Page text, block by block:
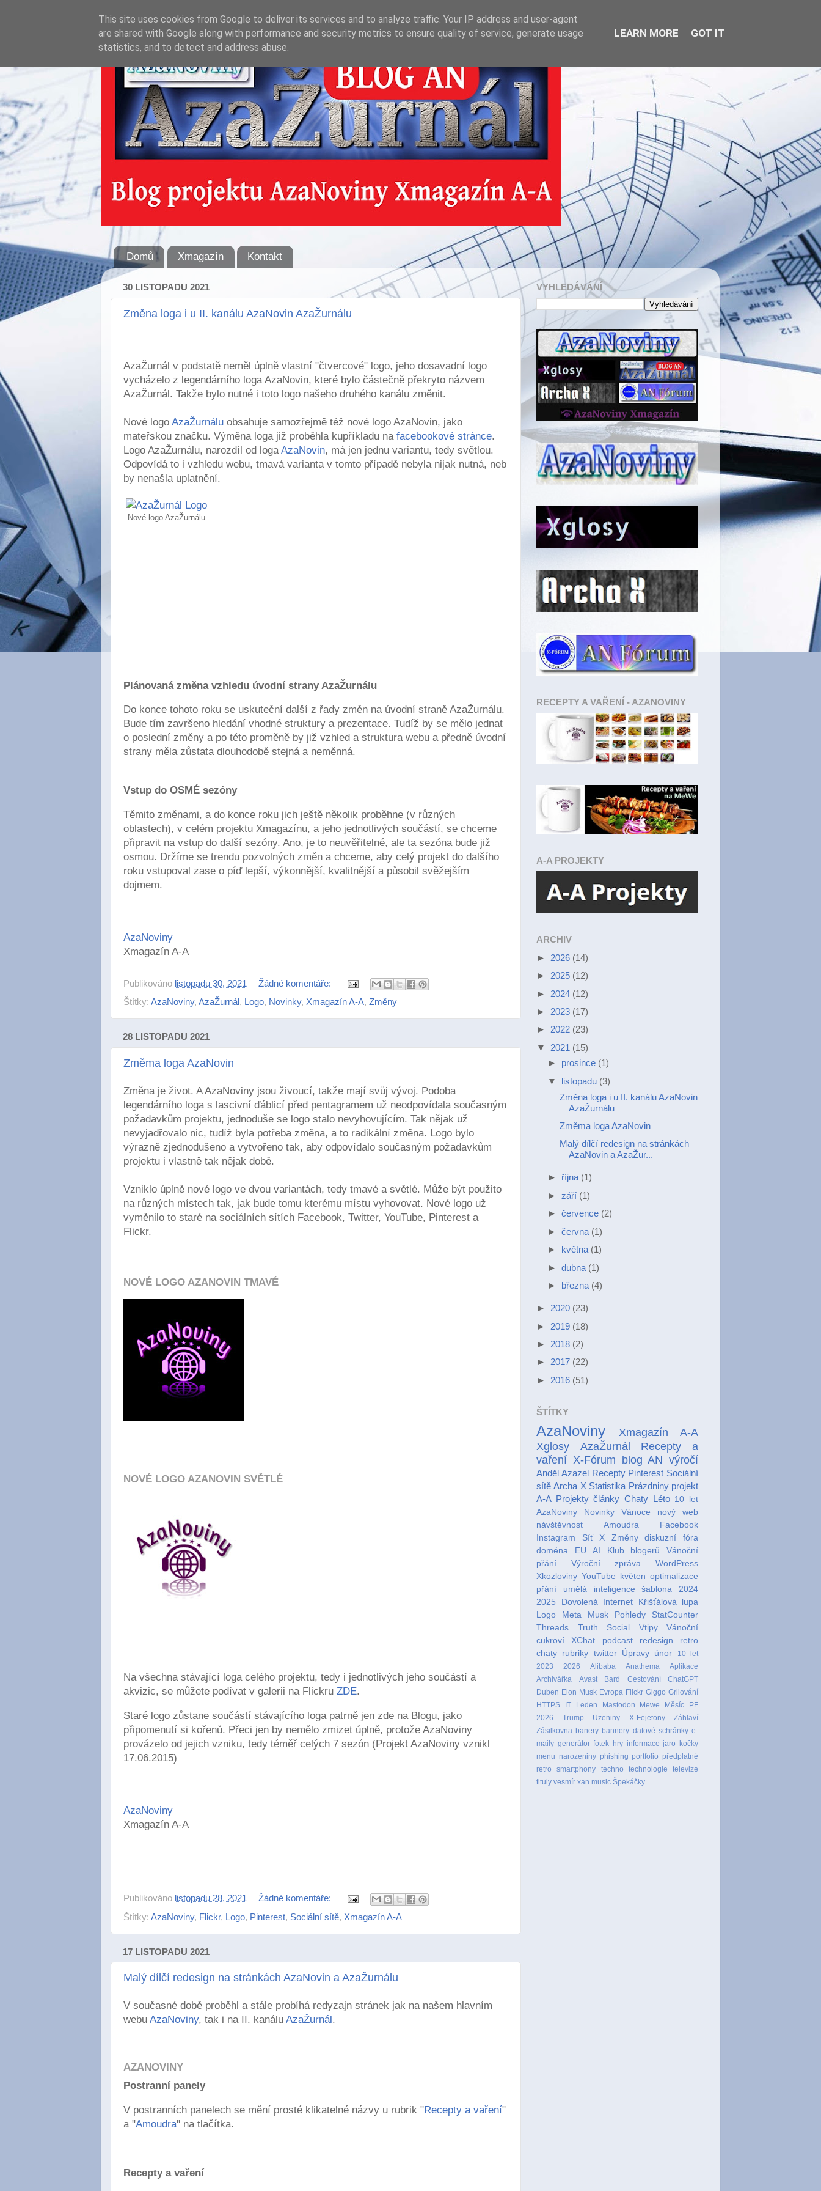
Domů Xmagazín Kontakt
30 LISTOPADU 2021
Změna loga i u II. kanálu AzaNovin AzaŽurnálu
AzaŽurnál v podstatě neměl úplně vlastní "čtvercové" logo, jeho dosavadní logo
vycházelo z legendárního loga AzaNovin, které bylo částečně překryto názvem
AzaŽurnál. Takže bylo nutné i toto logo našeho druhého kanálu změnit.
Nové logo AzaŽurnálu obsahuje samozřejmě též nové logo AzaNovin, jako
mateřskou značku. Výměna loga již proběhla kupříkladu na facebookové stránce.
Logo AzaŽurnálu, narozdíl od loga AzaNovin, má jen jednu variantu, tedy světlou.
Odpovídá to i vzhledu webu, tmavá varianta v tomto případě nebyla nijak nutná, neb
by nenašla uplatnění.
Nové logo AzaŽurnálu
Plánovaná změna vzhledu úvodní strany AzaŽurnálu
Do konce tohoto roku se uskuteční další z řady změn na úvodní straně AzaŽurnálu.
Bude tím završeno hledání vhodné struktury a prezentace. Tudíž by se mělo jednat
o poslední změny a po této proměně by již vzhled a struktura webu a předně úvodní
strany měla zůstata dlouhodobě stejná a neměnná.
Vstup do OSMÉ sezóny
Těmito změnami, a do konce roku jich ještě několik proběhne (v různých
oblastech), v celém projektu Xmagazínu, a jeho jednotlivých součástí, se chceme
připravit na vstup do další sezóny. Ano, je to neuvěřitelné, ale ta sezóna bude již
osmou. Držíme se trendu pozvolných změn a chceme, aby celý projekt do dalšího
roku vstupoval zase o píď lepší, výkonnější, kvalitnější a působil svěžejším
dojmem.
AzaNoviny
Xmagazín A-A
Publikováno listopadu 30, 2021
Žádné komentáře:
Štítky: AzaNoviny, AzaŽurnál, Logo, Novinky, Xmagazín A-A, Změny
28 LISTOPADU 2021
Změma loga AzaNovin
Změna je život. A AzaNoviny jsou živoucí, takže mají svůj vývoj. Podoba
legendárního loga s lascivní ďáblicí před pentagramem už neodpovídala současným
požadavkům projektu, jednoduše se logo stalo nevyhovujícím. Tak nějak už
nevyjadřovalo nic, tudíž byla potřeba změna, a to radikální změna. Logo bylo
výrazně zjednodušeno a vytvořeno tak, aby odpovídalo současným požadavkům
projektu i vlastně tak nějak době.
Vzniklo úplně nové logo ve dvou variantách, tedy tmavé a světlé. Může být použito
na různých místech tak, jak bude tomu kterému místu vyhovovat. Nové logo už
vyměnilo to staré na sociálních sítích Facebook, Twitter, YouTube, Pinterest a
Flickr.
NOVÉ LOGO AZANOVIN TMAVÉ
NOVÉ LOGO AZANOVIN SVĚTLÉ
Na všechna stávající loga celého projektu, tedy i jednotlivých jeho součástí a
akvizic, se můžete podívat v galerii na Flickru ZDE.
Staré logo zůstane součástí stávajícího loga patrně jen zde na Blogu, jako
připomenutí si kořenů. Přeci jen by nemělo zmizet úplně, protože AzaNoviny
provázelo od jejich vzniku, tedy téměř celých 7 sezón (Projekt AzaNoviny vznikl
17.06.2015)
AzaNoviny
Xmagazín A-A
Publikováno listopadu 28, 2021
Žádné komentáře:
Štítky: AzaNoviny, Flickr, Logo, Pinterest, Sociální sítě, Xmagazín A-A
17 LISTOPADU 2021
Malý dílčí redesign na stránkách AzaNovin a AzaŽurnálu
V současné době proběhl a stále probíhá redyzajn stránek jak na našem hlavním
webu AzaNoviny, tak i na II. kanálu AzaŽurnál .
AZANOVINY
Postranní panely
V postranních panelech se mění prosté klikatelné názvy u rubrik "Recepty a vaření"
a "Amoudra" na tlačítka.
Recepty a vaření
VYHLEDÁVÁNÍ
RECEPTY A VAŘENÍ - AZANOVINY
A-A PROJEKTY
ARCHIV
► 2026 (14)
► 2025 (12)
► 2024 (12)
► 2023 (17)
► 2022 (23)
▼ 2021 (15)
► prosince (1)
▼ listopadu (3)
Změna loga i u II. kanálu AzaNovin
AzaŽurnálu
Změma loga AzaNovin
Malý dílčí redesign na stránkách
AzaNovin a AzaŽur...
►října (1)
►září (1)
►července (2)
►června (1)
► května (1)
►dubna (1)
► března (4)
► 2020 (23)
► 2019 (18)
► 2018 (2)
► 2017 (22)
► 2016 (51)
ŠTÍTKY
AzaNoviny
Xmagazín A-A
Xglosy
AzaŽurnál
Recepty a
vaření X-Fórum blog AN výročí
Anděl Azazel Recepty Pinterest Sociální
sítě Archa X Statistika Prázdniny projekt
A-A Projekty články Chaty Léto 10 let
AzaNoviny
Novinky Vánoce
nový web
návštěvnost
Amoudra
Facebook
Instagram
Síť X Změny
diskuzní fóra
doména EU
AI Klub blogerů
Vánoční
přání
Výroční zpráva
WordPress
Xkozloviny YouTube květen optimalizace
přání
umělá inteligence šablona
2024
2025
Dovolená Internet
Křišťálová lupa
Logo
Meta Musk Pohledy
StatCounter
Threads
Truth Social Vtipy
Vánoční
cukroví
XChat podcast redesign
retro
chaty rubriky twitter Úpravy únor
10 let
2023
2026 Alibaba Anathema
Aplikace
Archivářka
Avast Bard Cestování
ChatGPT
Duben Elon Musk Evropa Flickr Giggo Grilování
HTTPS
IT Leden Mastodon Mewe Měsíc
PF
2026
Trump Uzeniny X-Fejetony
Záhlaví
Zásilkovna banery bannery datové schránky e-
maily generátor fotek hry informace jaro
kočky
menu narozeniny phishing portfolio předplatné
retro
smartphony techno technologie
televize
tituly vesmír xan music Špekáčky
This site uses cookies from Google to deliver its services and to analyze traffic. Your IP address and user-agent
are shared with Google along with performance and security metrics to ensure quality of service, generate usage
statistics, and to detect and address abuse.
LEARN MORE GOT IT